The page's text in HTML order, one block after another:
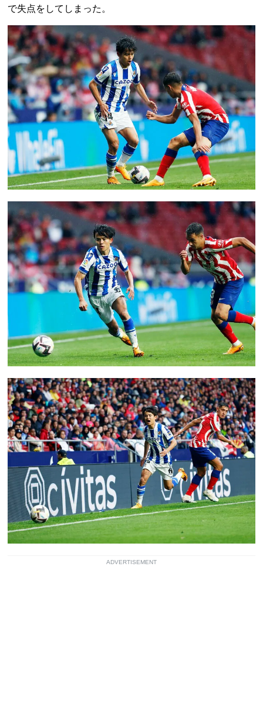
で失点をしてしまった。
ADVERTISEMENT